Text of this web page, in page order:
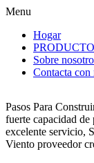
Menu
Hogar
PRODUCTO
Sobre
Contacta con
Pasos Para
fuerte capacidad
excelente servicio,
Viento proveedor